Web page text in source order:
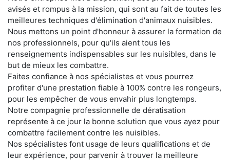
avisés et rompus à la mission, qui sont au fait de toutes les
meilleures techniques d'élimination d'animaux nuisibles.
Nous mettons un point d'honneur à assurer la formation de
nos professionnels, pour qu'ils aient tous les
renseignements indispensables sur les nuisibles, dans le
but de mieux les combattre.
Faites confiance à nos spécialistes et vous pourrez
profiter d'une prestation fiable à 100% contre les rongeurs,
pour les empêcher de vous envahir plus longtemps.
Notre compagnie professionnelle de dératisation
représente à ce jour la bonne solution que vous ayez pour
combattre facilement contre les nuisibles.
Nos spécialistes font usage de leurs qualifications et de
leur expérience, pour parvenir à trouver la meilleure